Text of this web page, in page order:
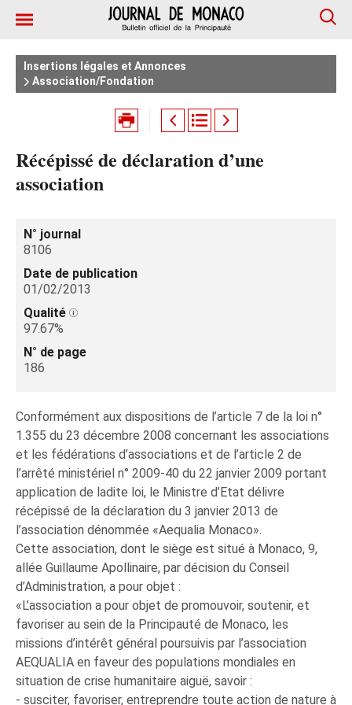
Insertions légales et Annonces
Association/Fondation
Récépissé de déclaration d’une
association
N° journal
8106
Date de publication
01/02/2013
Qualité
97.67%
N° de page
186
Conformément aux dispositions de l’article 7 de la loi n°
1.355 du 23 décembre 2008 concernant les associations
et les fédérations d’associations et de l’article 2 de
l’arrêté ministériel n° 2009-40 du 22 janvier 2009 portant
application de ladite loi, le Ministre d’Etat délivre
récépissé de la déclaration du 3 janvier 2013 de
l’association dénommée «Aequalia Monaco».
Cette association, dont le siège est situé à Monaco, 9,
allée Guillaume Apollinaire, par décision du Conseil
d’Administration, a pour objet :
«L’association a pour objet de promouvoir, soutenir, et
favoriser au sein de la Principauté de Monaco, les
missions d’intérêt général poursuivis par l’association
AEQUALIA en faveur des populations mondiales en
situation de crise humanitaire aiguë, savoir :
- susciter, favoriser, entreprendre toute action de nature à